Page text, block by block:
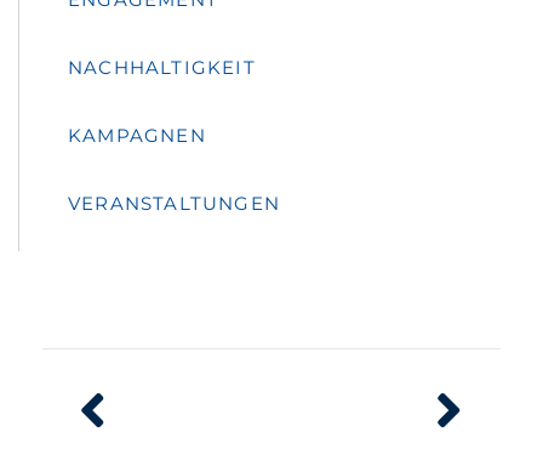
NACHHALTIGKEIT
KAMPAGNEN
VERANSTALTUNGEN